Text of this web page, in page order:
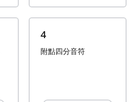
4
附點四分音符